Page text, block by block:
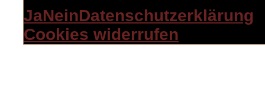
JaNeinDatenschutzerklärung
Cookies widerrufen